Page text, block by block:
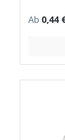
Ab 0,44